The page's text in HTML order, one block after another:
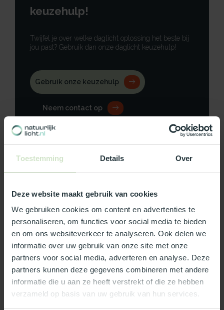
Toestemming Details Over
Deze website maakt gebruik van cookies
We gebruiken cookies om content en advertenties te
personaliseren, om functies voor social media te bieden
en om ons websiteverkeer te analyseren. Ook delen we
informatie over uw gebruik van onze site met onze
partners voor social media, adverteren en analyse. Deze
partners kunnen deze gegevens combineren met andere
informatie die u aan ze heeft verstrekt of die ze hebben
verzameld op basis van uw gebruik van hun services.
keuzehulp!
Twijfel je over welke daglicht oplossing het beste bij
jou past? Gebruik dan onze daglicht keuzehulp!
Gebruik onze keuzehulp
Neem contact op
Specificaties
Reviews
Wat ons écht bijzonder maakt:
Officieel Skylux dealer!
Gratis bezorging in Nederland, m.u.v. de Waddeneilanden
99% uit voorraad leverbaar